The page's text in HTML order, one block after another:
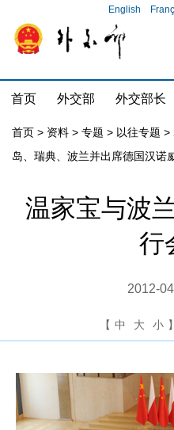
English
首页 外交部 外交部长
首页 > 资料 > 专题 > 以往专题 >
岛、瑞典、波兰并出席德国汉诺
温家宝与波
行
2012-
【 中 大 小 】